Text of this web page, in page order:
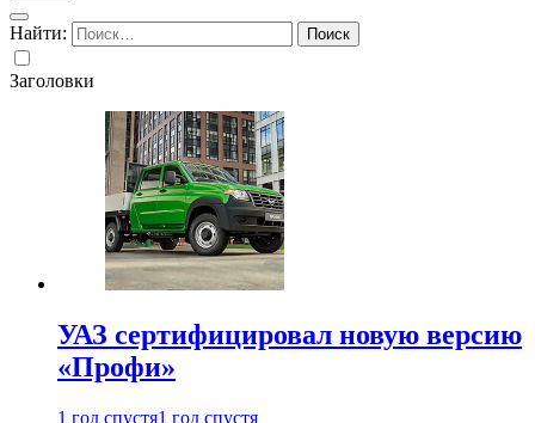
Найти:
Заголовки
УАЗ сертифицировал новую версию
«Профи»
1 год спустя1 год спустя